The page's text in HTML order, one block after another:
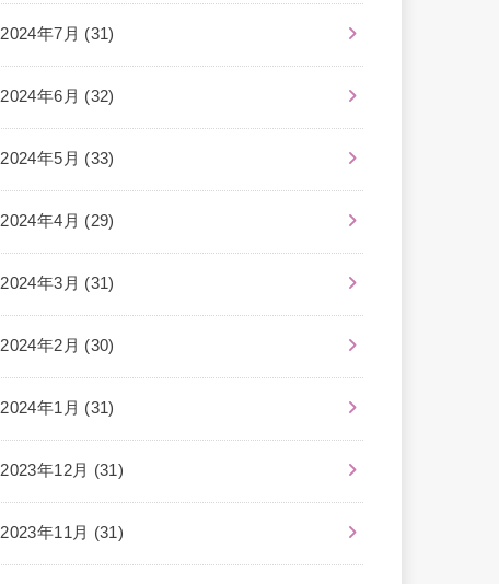
2024年7月 (31)
2024年6月 (32)
2024年5月 (33)
2024年4月 (29)
2024年3月 (31)
2024年2月 (30)
2024年1月 (31)
2023年12月 (31)
2023年11月 (31)